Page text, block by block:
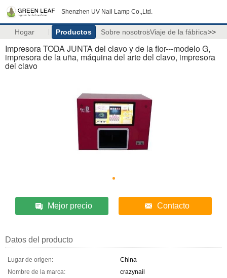
Shenzhen UV Nail Lamp Co.,Ltd.
Hogar Productos Sobre nosotrosViaje de la fábrica>>
Impresora TODA JUNTA del clavo y de la flor---modelo G,
impresora de la uña, máquina del arte del clavo, impresora
del clavo
Mejor precio Contacto
Datos del producto
Lugar de origen:
China
Nombre de la marca:
crazynail